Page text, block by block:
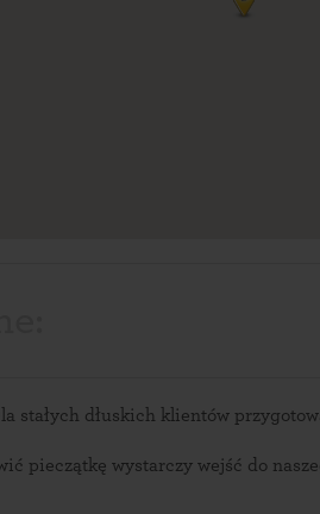
pieczątkę wystarczy wejść do